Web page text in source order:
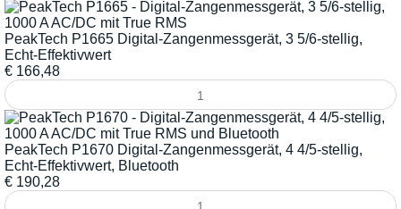
PeakTech P1665 Digital-Zangenmessgerät, 3 5/6-stellig,
Echt-Effektivwert
€ 166,48
PeakTech P1670 Digital-Zangenmessgerät, 4 4/5-stellig,
Echt-Effektivwert, Bluetooth
€ 190,28